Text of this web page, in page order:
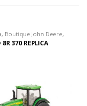
, Boutique John Deere,
John Deere
8R 370 REPLICA